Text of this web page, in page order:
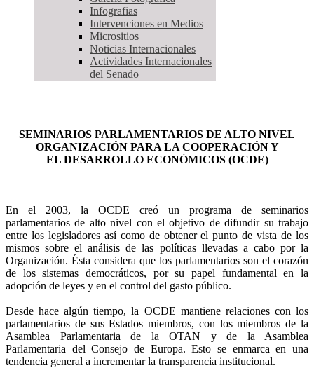
Infografias
Intervenciones en Medios
Micrositios
Noticias Internacionales
Actividades Internacionales
del Senado
SEMINARIOS PARLAMENTARIOS DE ALTO NIVEL
ORGANIZACIÓN PARA LA COOPERACIÓN Y
EL DESARROLLO ECONÓMICOS (OCDE)
En el 2003, la OCDE creó un programa de seminarios
parlamentarios de alto nivel con el objetivo de difundir su trabajo
entre los legisladores así como de obtener el punto de vista de los
mismos sobre el análisis de las políticas llevadas a cabo por la
Organización. Ésta considera que los parlamentarios son el corazón
de los sistemas democráticos, por su papel fundamental en la
adopción de leyes y en el control del gasto público.
Desde hace algún tiempo, la OCDE mantiene relaciones con los
parlamentarios de sus Estados miembros, con los miembros de la
Asamblea Parlamentaria de la OTAN y de la Asamblea
Parlamentaria del Consejo de Europa. Esto se enmarca en una
tendencia general a incrementar la transparencia institucional.